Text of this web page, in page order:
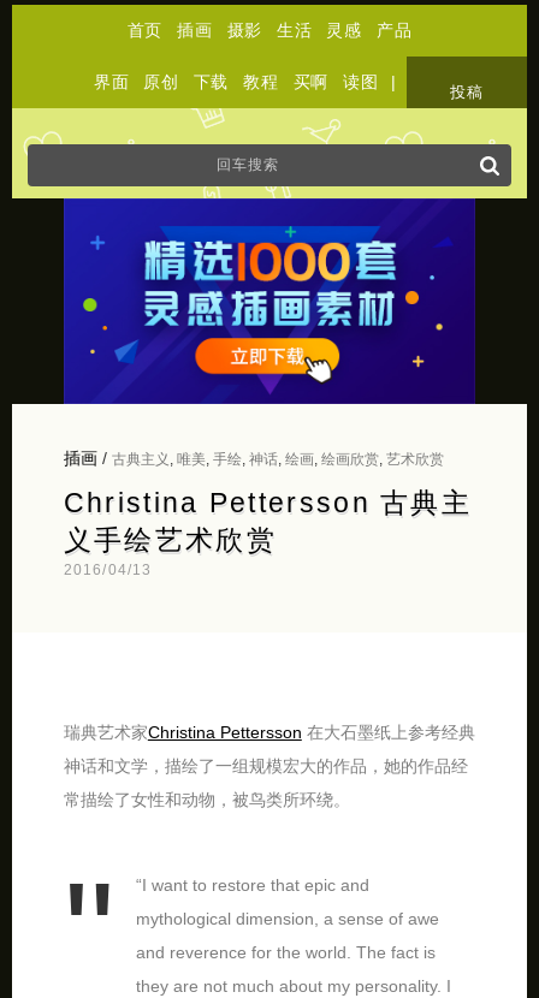
首页 插画 摄影 生活 灵感 产品
界面 原创 下载 教程 买啊 读图 |
投稿
插画/ 古典主义 唯美, 手绘, 神话, 绘画, 绘画欣赏, 艺术欣赏
Christina Pettersson 古典主
义手绘艺术欣赏
2016/04/13
瑞典艺术家Christina Pettersson 在大石墨纸上参考经典
神话和文学，描绘了一组规模宏大的作品，她的作品经
常描绘了女性和动物，被鸟类所环绕。
“I want to restore that epic and
mythological dimension, a sense of awe
and reverence for the world. The fact is
they are not much about my personality. I